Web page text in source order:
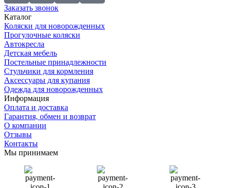
Заказать звонок
Каталог
Коляски для новорожденных
Прогулочные коляски
Автокресла
Детская мебель
Постельные принадлежности
Стульчики для кормления
Аксессуары для купания
Одежда для новорожденных
Информация
Оплата и доставка
Гарантия, обмен и возврат
О компании
Отзывы
Контакты
Мы принимаем